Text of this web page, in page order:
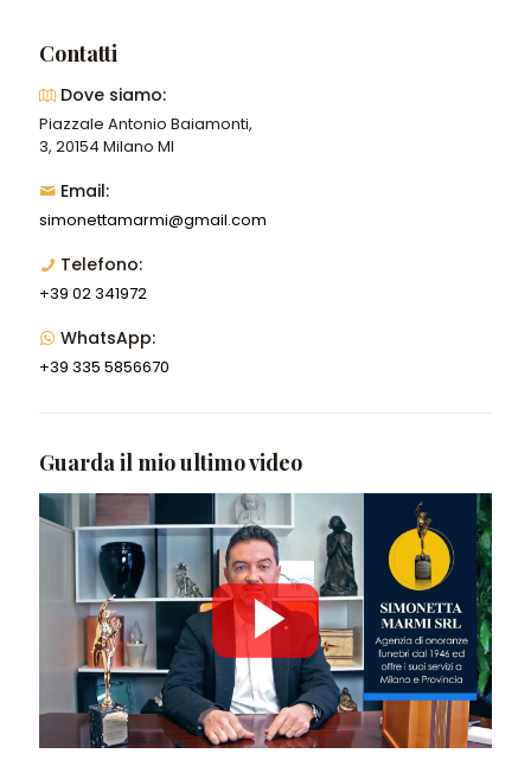
Contatti
Dove siamo:
Piazzale Antonio Baiamonti,
3, 20154 Milano MI
Email:
simonettamarmi@gmail.com
Telefono:
+39 02 341972
WhatsApp:
+39 335 5856670
Guarda il mio ultimo video